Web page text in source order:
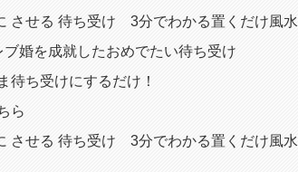
させる 待ち受け 3分でわかる置くだけ風水
婚を成就したおめでたい待ち受け
待ち受けにするだけ！
ら
させる 待ち受け 3分でわかる置くだけ風水